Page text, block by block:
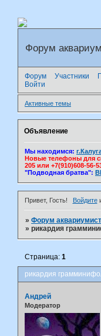
Форум
Форум Участники
Войти
Активные темы
Объявление
Мы находимся:
Новые телефоны для
205 или +7(910)608-56-
"Подводная братва":
Привет, Гость! Войдите
»Форум
»рикардия
рикардия
Страница:1
Андрей
Модератор